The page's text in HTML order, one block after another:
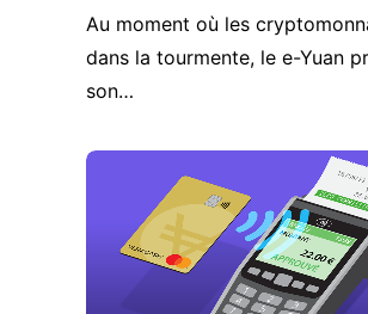
Au moment où les
dans la tourmente, le e-Yuan
son…